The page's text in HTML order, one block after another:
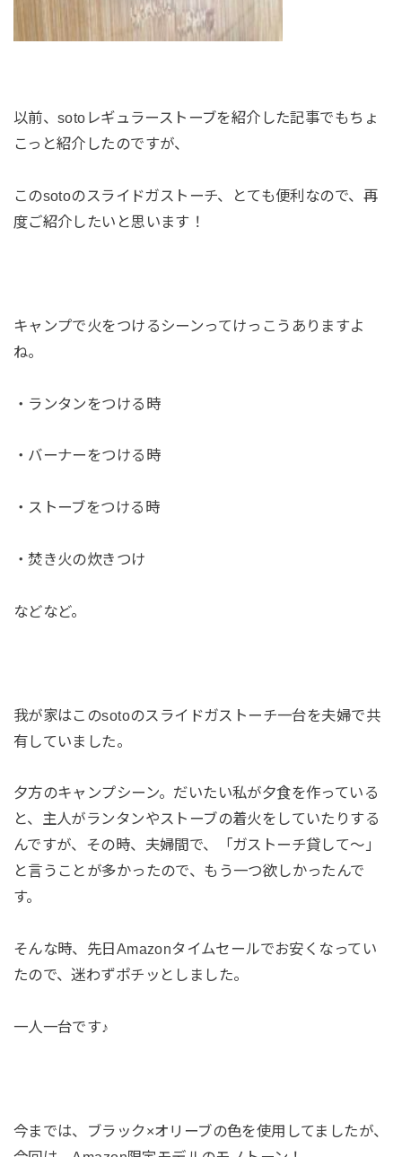
以前、sotoレギュラーストーブを紹介した記事でもちょ
こっと紹介したのですが、
このsotoのスライドガストーチ、とても便利なので、再
度ご紹介したいと思います！
キャンプで火をつけるシーンってけっこうありますよ
ね。
・ランタンをつける時
・バーナーをつける時
・ストーブをつける時
・焚き火の炊きつけ
などなど。
我が家はこのsotoのスライドガストーチ一台を夫婦で共
有していました。
夕方のキャンプシーン。だいたい私が夕食を作っている
と、主人がランタンやストーブの着火をしていたりする
んですが、その時、夫婦間で、「ガストーチ貸して〜」
と言うことが多かったので、もう一つ欲しかったんで
す。
そんな時、先日Amazonタイムセールでお安くなってい
たので、迷わずポチッとしました。
一人一台です♪
今までは、ブラック×オリーブの色を使用してましたが、